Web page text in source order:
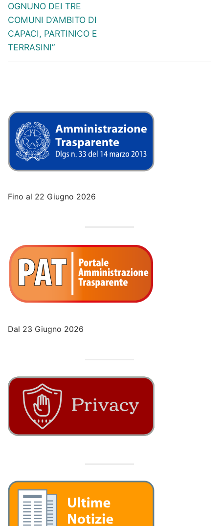
OGNUNO DEI TRE
COMUNI D’AMBITO DI
CAPACI, PARTINICO E
TERRASINI”
Fino al 22 Giugno 2026
Dal 23 Giugno 2026